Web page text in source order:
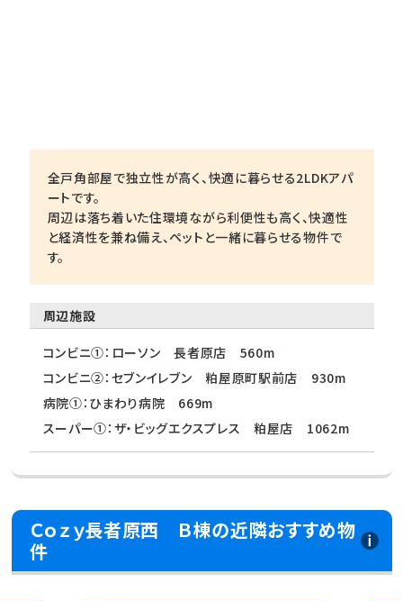
全戸角部屋で独立性が高く、快適に暮らせる2LDKアパ
ートです。
周辺は落ち着いた住環境ながら利便性も高く、快適性
と経済性を兼ね備え、ペットと一緒に暮らせる物件で
す。
周辺施設
コンビニ①：ローソン 長者原店 560m
コンビニ②：セブンイレブン 粕屋原町駅前店 930m
病院①：ひまわり病院 669m
スーパー①：ザ・ビッグエクスプレス 粕屋店 1062m
Ｃｏｚｙ長者原西 Ｂ棟の近隣おすすめ物
件